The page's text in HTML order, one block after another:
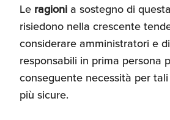
Le ragionia sostegno di
risiedono nella crescente
considerare amministratori e
responsabili in prima persona
conseguente necessità per
più sicure.